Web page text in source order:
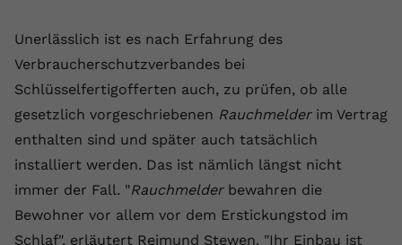
Unerlässlich ist es nach Erfahrung des
Verbraucherschutzverbandes bei
Schlüsselfertigofferten auch, zu prüfen, ob alle
gesetzlich vorgeschriebenen Rauchmelderim Vertrag
enthalten sind und später auch tatsächlich
installiert werden. Das ist nämlich längst nicht
immer der Fall. "Rauchmelderbewahren die
Bewohner vor allem vor dem Erstickungstod im
Schlaf", erläutert Reimund Stewen. "Ihr Einbau ist
Laufzeit
Zweck
YouTube setzt diesen Cookie, um die
Videopräferenzen des Nutzers zu
speichern, der eingebettete YouTube-